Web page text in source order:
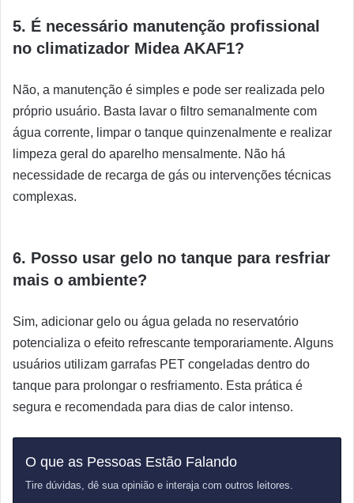
5. É necessário manutenção profissional
no climatizador Midea AKAF1?
Não, a manutenção é simples e pode ser realizada pelo
próprio usuário. Basta lavar o filtro semanalmente com
água corrente, limpar o tanque quinzenalmente e realizar
limpeza geral do aparelho mensalmente. Não há
necessidade de recarga de gás ou intervenções técnicas
complexas.
6. Posso usar gelo no tanque para resfriar
mais o ambiente?
Sim, adicionar gelo ou água gelada no reservatório
potencializa o efeito refrescante temporariamente. Alguns
usuários utilizam garrafas PET congeladas dentro do
tanque para prolongar o resfriamento. Esta prática é
segura e recomendada para dias de calor intenso.
O que as Pessoas Estão Falando
Tire dúvidas, dê sua opinião e interaja com outros leitores.